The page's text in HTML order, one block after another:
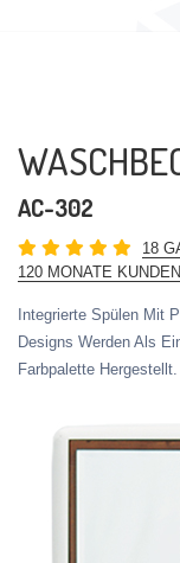
AC-302
18
120 MONATE
Integrierte Spülen Mit
Designs Werden Als
Farbpalette Hergestellt.